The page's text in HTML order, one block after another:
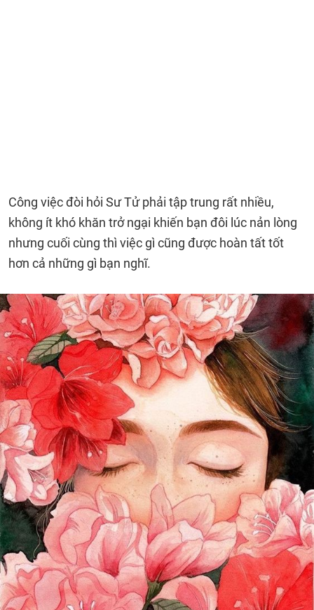
Công việc đòi hỏi Sư Tử phải tập trung rất nhiều,
không ít khó khăn trở ngại khiến bạn đôi lúc nản lòng
nhưng cuối cùng thì việc gì cũng được hoàn tất tốt
hơn cả những gì bạn nghĩ.